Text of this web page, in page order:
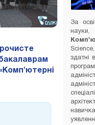
За
здатні